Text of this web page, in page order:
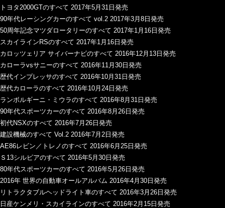
トヨタ2000GTのすべて 2017年5月31日発売
90年代レーシングカーのすべて vol.2 2017年3月8日発売
50周年記念マツダロータリーのすべて 2017年1月16日発売
スカイラインRSのすべて 2017年1月16日発売
カロッツェリア サイバーナビのすべて 2016年12月13日発売
カローラvsサニーのすべて 2016年11月30日発売
歴代インプレッサのすべて 2016年10月31日発売
歴代カローラのすべて 2016年10月24日発売
ランボルギーニ・ミウラのすべて 2016年8月31日発売
90年代スポーツカーのすべて 2016年8月26日発売
初代NSXのすべて 2016年7月26日発売
建設機械のすべて Vol.2 2016年7月2日発売
AE86レビン／トレノのすべて 2016年6月25日発売
Ｓ13シルビアのすべて 2016年5月30日発売
80年代スポーツカーのすべて 2016年5月26日発売
2016年 世界の自動車オールアルバム 2016年4月30日発売
リトラクタブルヘッドライト車のすべて 2016年3月26日発売
日産ケンメリ・スカイラインのすべて 2016年2月15日発売